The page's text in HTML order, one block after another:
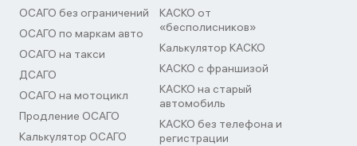
ОСАГО без ограничений
ОСАГО по маркам авто
ОСАГО на такси
ДСАГО
ОСАГО на мотоцикл
Продление ОСАГО
Калькулятор ОСАГО
КАСКО от
«бесполисников»
Калькулятор КАСКО
КАСКО с франшизой
КАСКО на старый
автомобиль
КАСКО без телефона и
регистрации